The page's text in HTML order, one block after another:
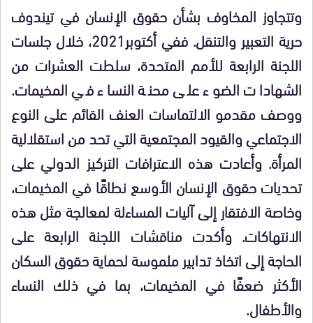
وتتجاوز المخاوف بشأن حقوق الإنسان في تيندوف
حرية التعبير والتنقل. ففي أكتوبر2021، خلال جلسات
اللجنة الرابعة للأمم المتحدة، سلطت العشرات من
الشهادات الضوء على محنة النساء في المخيمات.
ووصف مقدمو الالتماسات العنف القائم على النوع
الاجتماعي والقيود المجتمعية التي تحد من استقلالية
المرأة. وأعادت هذه الاعترافات التركيز الدولي على
تحديات حقوق الإنسان الأوسع نطاقًا في المخيمات،
وخاصة الافتقار إلى آليات المساءلة لمعالجة مثل هذه
الانتهاكات. وأكدت مناقشات اللجنة الرابعة على
الحاجة إلى اتخاذ تدابير ملموسة لحماية حقوق السكان
الأكثر ضعفًا في المخيمات، بما في ذلك النساء
والأطفال.